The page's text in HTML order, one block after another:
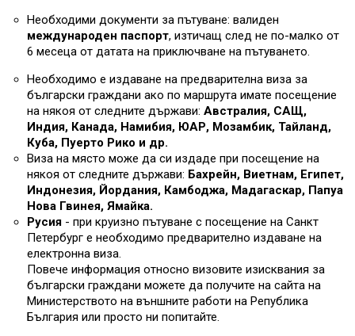
Необходими документи за пътуване: валиден
международен паспорт, изтичащ след не по-малко от
6 месеца от датата на приключване на пътуването.
Необходимо е издаване на предварителна виза за
български граждани ако по маршрута имате посещение
на някоя от следните държави: Австралия, САЩ,
Индия, Канада, Намибия, ЮАР, Мозамбик, Тайланд,
Куба, Пуерто Рико и др.
Виза на място може да си издаде при посещение на
някоя от следните държави: Бахрейн, Виетнам, Египет,
Индонезия, Йордания, Камбоджа, Мадагаскар, Папуа
Нова Гвинея, Ямайка.
Русия - при круизно пътуване с посещение на Санкт
Петербург е необходимо предварително издаване на
електронна виза.
Повече информация относно визовите изисквания за
български граждани можете да получите на сайта на
Министерството на външните работи на Република
България или просто ни попитайте.